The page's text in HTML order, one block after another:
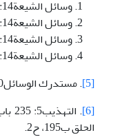
وسائل الشيعة14: 157 ب39 من أبواب الذبح، ح7.
وسائل الشيعة14: 157 ب39 من أبواب الذبح، ح7.
وسائل الشيعة14: 141 ب31 من أبواب الذبح، ح4.
وسائل الشيعة14: 157 ب39 من أبواب الذبح، ح7.
[5] . مستدرك الوسائل10: 101 ب25 من أبواب الذبح، ح2.
[6]
الحلق ب195، ح2.